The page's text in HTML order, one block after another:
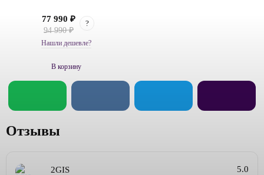
77 990 ₽
94 990 ₽
?
Нашли дешевле?
В корзину
Отзывы
2GIS 5.0